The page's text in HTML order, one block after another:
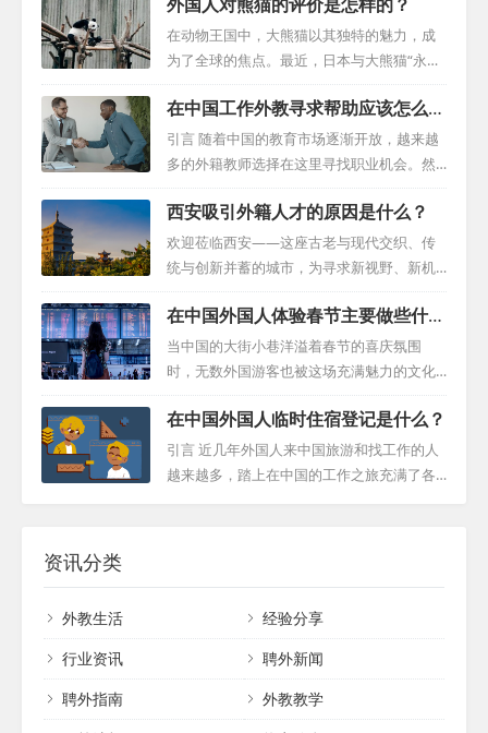
毯。如今，在全球化的浪潮下，中国美食已
成为了国际交流的桥梁，吸引着世界各地的
食客。让我们一同踏上这段旅程，去发现国
内外国人美食的无穷魅力。 1. 饺子：全球烹
饪瑰宝在中国，饺子不仅仅是一种食物，更
是一种文化、一种情感的寄托。随着时间的
推移，这种美味的食物已经超越了国界，成
典还是日常餐桌，饺子都以其独特的美味征
服了世界。 2. 包子：国际烹饪瑰宝包子，这
个看似普...
在动物王国中，大熊猫以其独特的魅力，成
为了全球的焦点。最近，日本与大熊猫“永明”
及其双胞胎女儿“樱花棒”和“桃棒”的告别，再
次让全世界见证了大熊猫的非凡吸引力。这
个跨越文化界限的现象，揭示了大熊猫在全
球范围内的影响力，那么外国人对熊猫的评
价是什么呢？ “永明”的非凡遗产 作为全球圈
养的第二大雄性大熊猫，“永明”以其不凡的记
录书写了动物界的传奇。他成功养育了16只
幼崽，被誉为大熊猫界最多产的...
在中国工作外教寻求帮助应该怎么
做？
引言 随着中国的教育市场逐渐开放，越来越
多的外籍教师选择在这里寻找职业机会。然
而，面对陌生的文化和工作环境，他们可能
会遇到一系列挑战。本文旨在为在华外教寻
求帮助提供一份实用指南，帮助他们有效应
对这些挑战。 一、与学校和机构建立有效沟
通 面对合同纠纷、调动或其他问题，外籍教
师应首先尝试与所在学校和机构进行开放、
诚实的沟通。通过建设性的谈判，寻求双方
都能接受的解决方案。有时，提供合理的经
策略。 二、明确签证转让权利 对于已完成一
年服务的外籍教师，了解自己在签证转让方
面...
西安吸引外籍人才的原因是什么？
欢迎莅临西安——这座古老与现代交织、传
统与创新并蓄的城市，为寻求新视野、新机
遇的外国人才敞开怀抱。在这里，您将发现
无数理由，为何西安能够吸引全球各地的专
业人士。 经济活力：西部崛起的中心 西安位
于中国西部，是这一地区的经济心脏。这座
城市拥有充满活力的商业景象，吸引了无数
国内外企业和高科技公司前来扎根。这些公
司不仅为西安带来了大量的就业机会，更成
为推动城市持续发展的强大引擎。因此，外
在中国外国人体验春节主要做些什
么？
当中国的大街小巷洋溢着春节的喜庆氛围
时，无数外国游客也被这场充满魅力的文化
庆典所吸引。从璀璨的灯笼、震撼的舞龙表
演，到丰富的美食体验，春节为游客提供了
一个深入了解中国传统文化的绝佳机会。本
指南将为外国人在中国旅游提供一份详尽的
可以参观传统的庙会，欣赏京剧等民间艺术
表演，感受中国文化的博大精深。 二、融入
在中国外国人临时住宿登记是什么？
引言 近几年外国人来中国旅游和找工作的人
越来越多，踏上在中国的工作之旅充满了各
中国的顺利居留至关重要。无论您是入住酒
店、学校、企业、机构还是其他任何场所，
只要您没有中国大陆身份证，都需要填写“临
时住宿登记表”。请记住，在您停留期间，持
有外国人临时住宿登记表格是必不可少的。
资讯分类
外教生活
经验分享
行业资讯
聘外新闻
聘外指南
外教教学